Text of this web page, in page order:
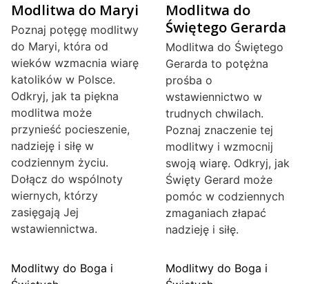
Modlitwa do Maryi
Poznaj potęgę modlitwy
do Maryi, która od
wieków wzmacnia wiarę
katolików w Polsce.
Odkryj, jak ta piękna
modlitwa może
przynieść pocieszenie,
nadzieję i siłę w
codziennym życiu.
Dołącz do wspólnoty
wiernych, którzy
zasięgają Jej
wstawiennictwa.
Modlitwa do
Świętego Gerarda
Modlitwa do Świętego
Gerarda to potężna
prośba o
wstawiennictwo w
trudnych chwilach.
Poznaj znaczenie tej
modlitwy i wzmocnij
swoją wiarę. Odkryj, jak
Święty Gerard może
pomóc w codziennych
zmaganiach złapać
nadzieję i siłę.
Modlitwy do Boga i
Modlitwy do Boga i